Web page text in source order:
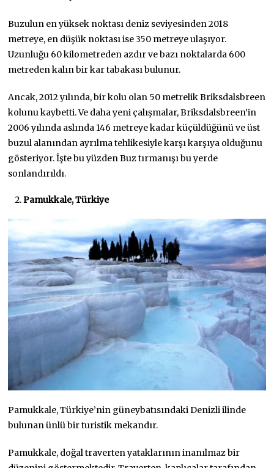
Buzulun en yüksek noktası deniz seviyesinden 2018
metreye, en düşük noktası ise 350 metreye ulaşıyor.
Uzunluğu 60 kilometreden azdır ve bazı noktalarda 600
metreden kalın bir kar tabakası bulunur.
Ancak, 2012 yılında, bir kolu olan 50 metrelik Briksdalsbreen
kolunu kaybetti. Ve daha yeni çalışmalar, Briksdalsbreen’in
2006 yılında aslında 146 metreye kadar küçüldüğünü ve üst
buzul alanından ayrılma tehlikesiyle karşı karşıya olduğunu
gösteriyor. İşte bu yüzden Buz tırmanışı bu yerde
sonlandırıldı.
Pamukkale, Türkiye
Pamukkale, Türkiye’nin güneybatısındaki Denizli ilinde
bulunan ünlü bir turistik mekandır.
Pamukkale, doğal traverten yataklarının inanılmaz bir